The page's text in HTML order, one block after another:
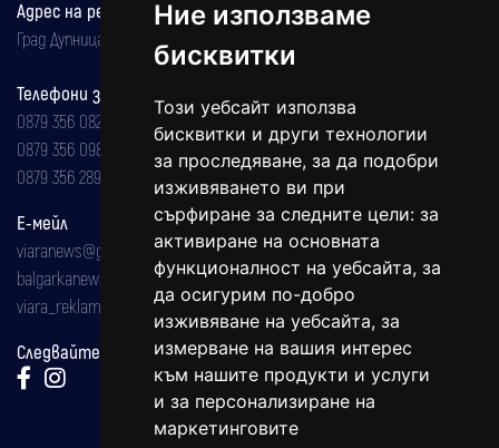
Ние използваме
бисквитки
Този уебсайт използва
бисквитки и други технологии
за проследяване, за да подобри
изживяването ви при
сърфиране за следните цели: за
активиране на основната
функционалност на уебсайта, за
да осигурим по-добро
изживяване на уебсайта, за
измерване на вашия интерес
към нашите продукти и услуги
и за персонализиране на
маркетинговите
Адрес на редакцията
Град Дупница, ул.''Христо Ботев" 43
Телефони за реклама и абонаменти
0879 356 082
0879 356 098
0879 356 289
Е-мейл
viaranews@gmail.com
balgarkanews@gmail.com
viara_reklama@mail.bg
Следвайте ни: